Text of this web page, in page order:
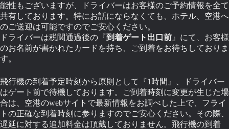
能性もございますが、ドライバーはお客様のご予約情報を全て
共有しております。特にお話にならなくても、ホテル、空港へ
のご送迎は可能ですのでご安心ください。
ドライバーは税関通過後の『到着ゲート出口前 』にて、お客様
のお名前が書かれたカードを持ち、ご到着をお待ちしておりま
す。
飛行機の到着予定時刻から原則として『1時間』、ドライバー
はゲート前で待機しております。ご到着時刻に変更が生じた場
合は、空港のwebサイトで最新情報をお調べした上で、フライ
トの正確な到着時刻に参りますのでご安心ください。その際、
遅延に対する追加料金は頂戴しておりません。飛行機の到着